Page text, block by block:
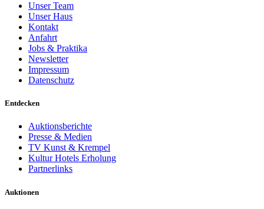
Unser Team
Unser Haus
Kontakt
Anfahrt
Jobs & Praktika
Newsletter
Impressum
Datenschutz
Entdecken
Auktionsberichte
Presse & Medien
TV Kunst & Krempel
Kultur Hotels Erholung
Partnerlinks
Auktionen